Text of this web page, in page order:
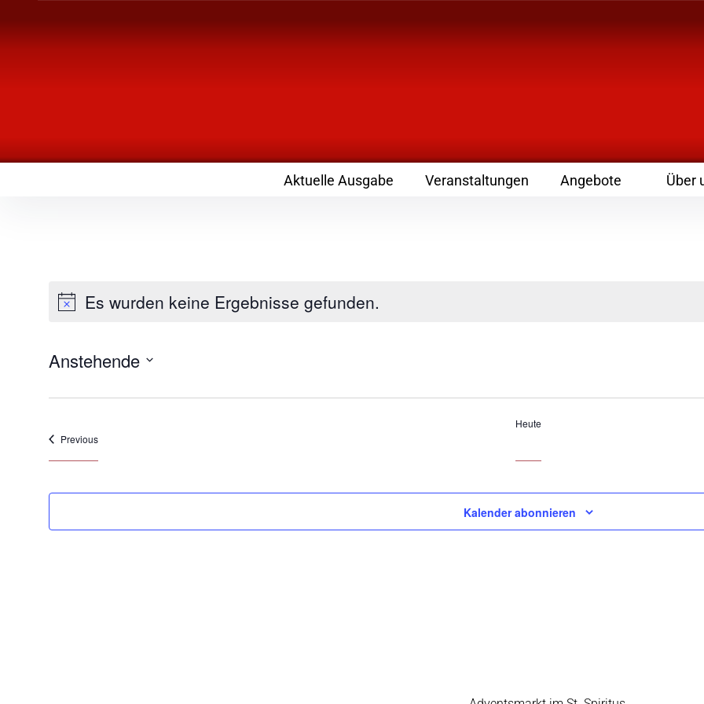
Landknirpse – Die Zeitschrift für Leute
Aktuelle Ausgabe Veranstaltungen Angebote Über
Es wurden keine Ergebnisse gefunden.
Anstehende
PreviousVeranstaltungen
Heute
Kalender abonnieren